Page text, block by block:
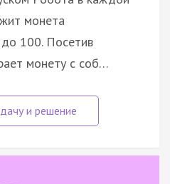
монета
100. Посетив
монету с соб…